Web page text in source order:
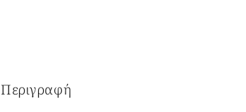
Περιγραφή